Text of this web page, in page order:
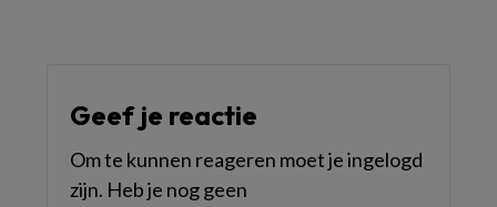
Geef je reactie
Om te kunnen reageren moet je ingelogd
zijn. Heb je nog geen